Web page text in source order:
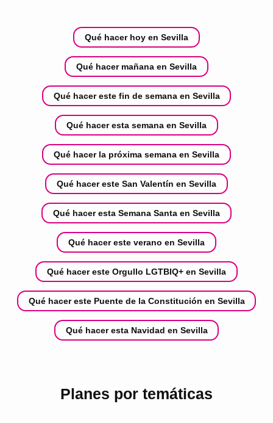
Qué hacer hoy en Sevilla
Qué hacer mañana en Sevilla
Qué hacer este fin de semana en Sevilla
Qué hacer esta semana en Sevilla
Qué hacer la próxima semana en Sevilla
Qué hacer este San Valentín en Sevilla
Qué hacer esta Semana Santa en Sevilla
Qué hacer este verano en Sevilla
Qué hacer este Orgullo LGTBIQ+ en Sevilla
Qué hacer este Puente de la Constitución en Sevilla
Qué hacer esta Navidad en Sevilla
Planes por temáticas